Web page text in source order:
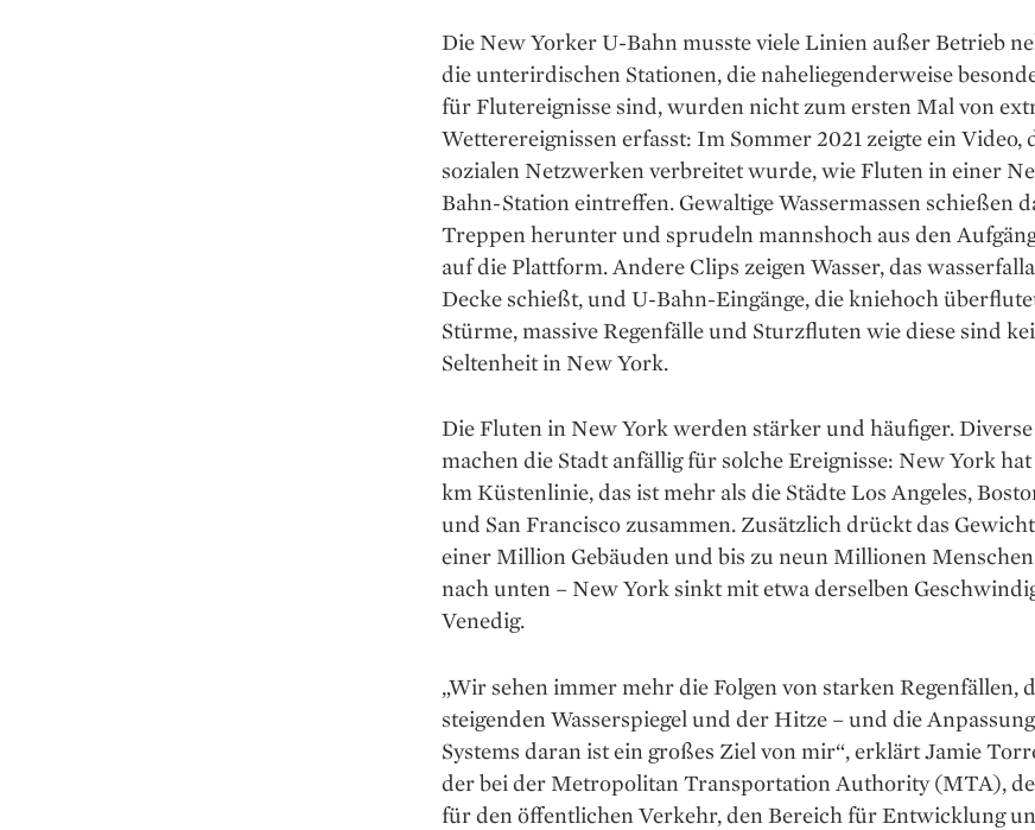
Die New Yorker U-Bahn musste viele Linien außer Betrieb
die unterirdischen ­Stationen, die naheliegenderweise
für Flutereignisse sind, ­wurden nicht zum ersten Mal von
Wetterereignissen erfasst: Im Sommer 2021 zeigte ein ­Video,
sozialen Netz­werken verbreitet wurde, wie Fluten in einer
Bahn-Station eintreffen. Gewaltige Wassermassen schießen
Treppen herunter und sprudeln mannshoch aus den
auf die Plattform. ­Andere Clips zeigen Wasser, das
Decke schießt, und U-Bahn-Eingänge, die kniehoch
Stürme, massive Regenfälle und Sturz­fluten wie diese sind
Seltenheit in New York.
Die Fluten in New York werden stärker und häufiger.
machen die Stadt an­fällig für solche Ereignisse: New York
km Küstenlinie, das ist mehr als die Städte Los Angeles,
und San Francisco zusammen. Zusätzlich drückt das
einer Million Gebäuden und bis zu neun Millionen
nach unten – New York sinkt mit etwa derselben
Venedig.
„Wir sehen immer mehr die Folgen von starken Regenfällen,
steigenden Wasserspiegel und der Hitze – und die
Systems daran ist ein großes Ziel von mir“, erklärt Jamie
der bei der Metropolitan Transportation Authority (MTA),
für den öffentlichen Verkehr, den Bereich für Entwicklung